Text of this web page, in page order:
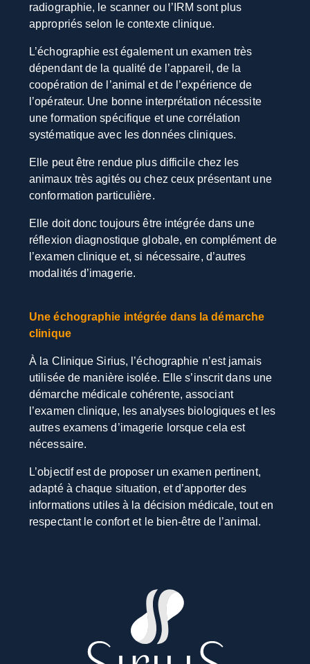
radiographie, le scanner ou l’IRM sont plus
appropriés selon le contexte clinique.
L’échographie est également un examen très
dépendant de la qualité de l’appareil, de la
coopération de l’animal et de l’expérience de
l’opérateur. Une bonne interprétation nécessite
une formation spécifique et une corrélation
systématique avec les données cliniques.
Elle peut être rendue plus difficile chez les
animaux très agités ou chez ceux présentant une
conformation particulière.
Elle doit donc toujours être intégrée dans une
réflexion diagnostique globale, en complément de
l’examen clinique et, si nécessaire, d’autres
modalités d’imagerie.
Une échographie intégrée dans la démarche
clinique
À la Clinique Sirius, l’échographie n’est jamais
utilisée de manière isolée. Elle s’inscrit dans une
démarche médicale cohérente, associant
l’examen clinique, les analyses biologiques et les
autres examens d’imagerie lorsque cela est
nécessaire.
L’objectif est de proposer un examen pertinent,
adapté à chaque situation, et d’apporter des
informations utiles à la décision médicale, tout en
respectant le confort et le bien-être de l’animal.